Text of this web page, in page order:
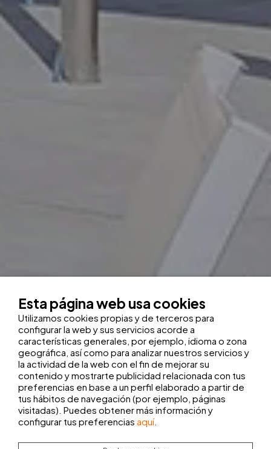
Esta página web usa cookies
Utilizamos cookies propias y de terceros para
configurar la web y sus servicios acorde a
características generales, por ejemplo, idioma o zona
geográfica, así como para analizar nuestros servicios y
la actividad de la web con el fin de mejorar su
contenido y mostrarte publicidad relacionada con tus
preferencias en base a un perfil elaborado a partir de
tus hábitos de navegación (por ejemplo, páginas
visitadas). Puedes obtener más información y
configurar tus preferencias aquí.